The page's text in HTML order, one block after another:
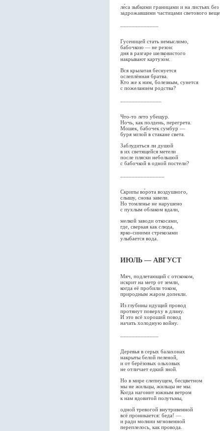
ле́са зыбкими границами и на листьях без
задрожавшими частицами светового
Гусеницей стать немыслимо,
бабочкою — не резон:
дня в разгаре шелковистого
накрывают картузо́м.
Вся крылатая беснуется
ослеплённая братва.
Кто же к ним, болезным, сунется
с пожеланием родства?
Что-то лето убещур.
Ночь, как полдень, перегрета.
Мошек, бабочек сумбур —
буря мглой в стакане света.
Заблудиться ли душой
в их светящейся метели
после пляски небольшой
с бабочкой в одной постели?
Скрипы во́рота воздушного,
слышу, снова завели.
Но томленье не нарушено
с пухлым облаком вдали,
мелкой заводи откосами,
где, сверкая как слюда,
ярко-синими стрекозами
улыбается вода.
ИЮЛЬ — АВГУСТ
Мяч, подлетающий с отскоком,
искрит на метр от земли,
когда её пробили током,
природным жаром допекли.
Из глубины идущий провод
протянут поверху в длину.
И это всё хороший повод
начать холодную войну.
Деревья в серых балахонах
накрыты белой пеленой,
и от берёзовых ольховых
не отличает едкий зной.
Но в мире слепнущем, бесцветном
мы не жильцы, жильцы не мы.
Когда нагонит южным ветром
к нам ядовитой полутьмы,
одной тревогой внутривенной
всё проникается: беда! —
и ради молнии мгновенной
переплелось, как провода.